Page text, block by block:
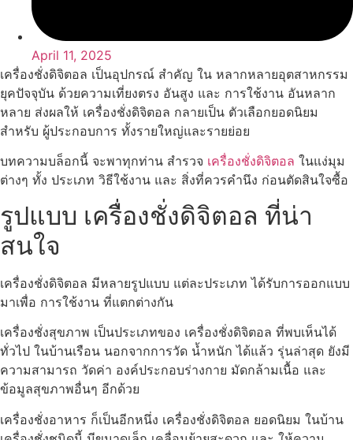
April 11, 2025
เครื่องชั่งดิจิตอล เป็นอุปกรณ์ สำคัญ ใน หลากหลายอุตสาหกรรม
ยุคปัจจุบัน ด้วยความเที่ยงตรง อันสูง และ การใช้งาน อันหลาก
หลาย ส่งผลให้ เครื่องชั่งดิจิตอล กลายเป็น ตัวเลือกยอดนิยม
สำหรับ ผู้ประกอบการ ทั้งรายใหญ่และรายย่อย
บทความบล็อกนี้ จะพาทุกท่าน สำรวจ เครื่องชั่งดิจิตอล ในแง่มุม
ต่างๆ ทั้ง ประเภท วิธีใช้งาน และ สิ่งที่ควรคำนึง ก่อนตัดสินใจซื้อ
รูปแบบ เครื่องชั่งดิจิตอล ที่น่า
สนใจ
เครื่องชั่งดิจิตอล มีหลายรูปแบบ แต่ละประเภท ได้รับการออกแบบ
มาเพื่อ การใช้งาน ที่แตกต่างกัน
เครื่องชั่งสุขภาพ เป็นประเภทของ เครื่องชั่งดิจิตอล ที่พบเห็นได้
ทั่วไป ในบ้านเรือน นอกจากการวัด น้ำหนัก ได้แล้ว รุ่นล่าสุด ยังมี
ความสามารถ วัดค่า องค์ประกอบร่างกาย มัดกล้ามเนื้อ และ
ข้อมูลสุขภาพอื่นๆ อีกด้วย
เครื่องชั่งอาหาร ก็เป็นอีกหนึ่ง เครื่องชั่งดิจิตอล ยอดนิยม ในบ้าน